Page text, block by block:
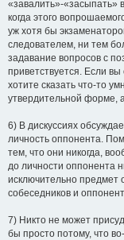
«завалить»-«засыпать»
когда этого
уж хотя бы
следователем, ни тем
задавание вопросов с
приветствуется. Если
хотите сказать что-то
утвердительной форме,
6) В дискуссиях
личность оппонента.
тем, что они никогда,
до личности оппонента
исключительно предмет
собеседников и
7) Никто не может
бы просто потому, что